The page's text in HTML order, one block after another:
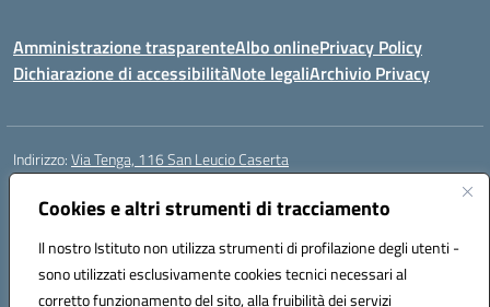
Cookies e altri strumenti di tracciamento
Il nostro Istituto non utilizza strumenti di profilazione degli utenti -
sono utilizzati esclusivamente cookies tecnici necessari al
corretto funzionamento del sito, alla fruibilità dei servizi
Amministrazione trasparenteAlbo onlinePrivacy Policy
Dichiarazione di accessibilitàNote legaliArchivio Privacy
Indirizzo:Via Tenga, 116 San Leucio Caserta
Centralino:
Posta elettronica certificata (PEC):ceis042009@pec.istruzione.it
Codice fiscale: 93098380616
Codice meccanografico:CEIS042009
Codice Indice delle Pubbliche Amministrazioni (IPA): islasleu